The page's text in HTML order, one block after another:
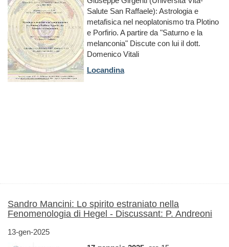
Salute San Raffaele): Astrologia e
metafisica nel neoplatonismo tra Plotino
e Porfirio. A partire da "Saturno e la
melanconia" Discute con lui il dott.
Domenico Vitali
Locandina
Sandro Mancini: Lo spirito estraniato nella
Fenomenologia di Hegel - Discussant: P. Andreoni
13-gen-2025